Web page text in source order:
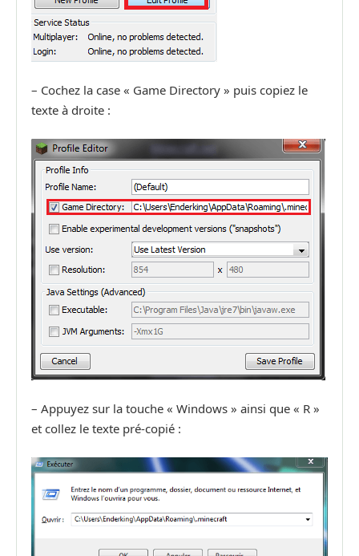
– Cochez la case « Game Directory » puis copiez le
texte à droite :
– Appuyez sur la touche « Windows » ainsi que « R »
et collez le texte pré-copié :